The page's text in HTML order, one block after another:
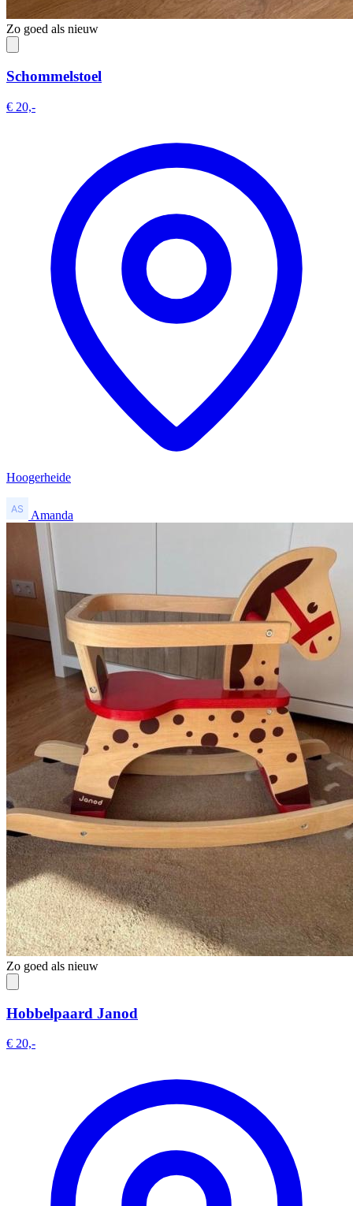
Zo goed als nieuw
Schommelstoel
€ 20,-
Hoogerheide
Amanda
Zo goed als nieuw
Hobbelpaard Janod
€ 20,-